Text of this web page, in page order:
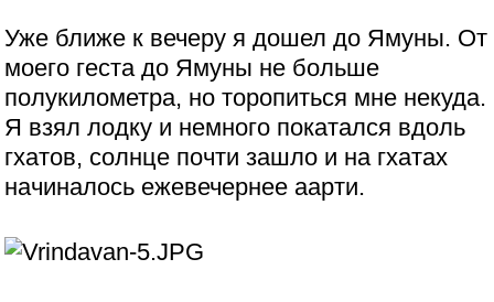
Уже ближе к вечеру я дошел до Ямуны. От
моего геста до Ямуны не больше
полукилометра, но торопиться мне некуда.
Я взял лодку и немного покатался вдоль
гхатов, солнце почти зашло и на гхатах
начиналось ежевечернее аарти.